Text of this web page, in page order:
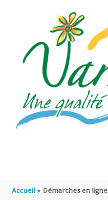
Accueil Démarches en ligne